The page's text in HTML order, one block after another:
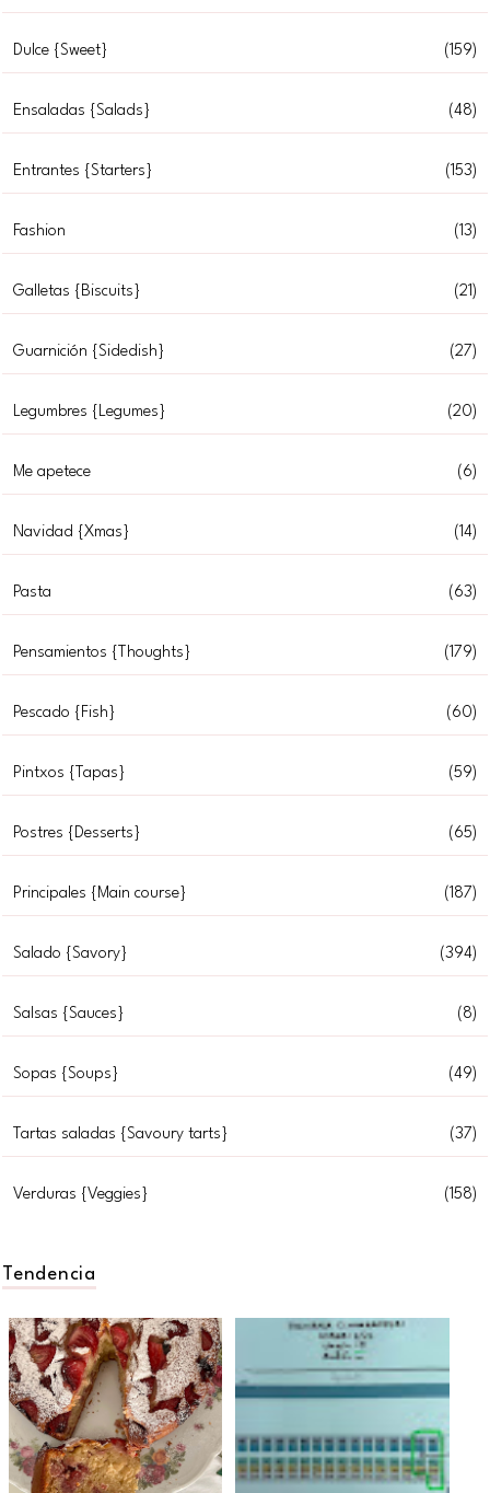
Dulce {Sweet} (159)
Ensaladas {Salads} (48)
Entrantes {Starters} (153)
Fashion (13)
Galletas {Biscuits} (21)
Guarnición {Sidedish} (27)
Legumbres {Legumes} (20)
Me apetece (6)
Navidad {Xmas} (14)
Pasta (63)
Pensamientos {Thoughts} (179)
Pescado {Fish} (60)
Pintxos {Tapas} (59)
Postres {Desserts} (65)
Principales {Main course} (187)
Salado {Savory} (394)
Salsas {Sauces} (8)
Sopas {Soups} (49)
Tartas saladas {Savoury tarts} (37)
Verduras {Veggies} (158)
Tendencia